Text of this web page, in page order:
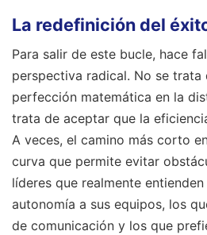
La redefinición del
Para salir de este bucle, hace
perspectiva radical. No se trata
perfección matemática en la
trata de aceptar que la
A veces, el camino más corto
curva que permite evitar
líderes que realmente
autonomía a sus equipos, los
de comunicación y los que